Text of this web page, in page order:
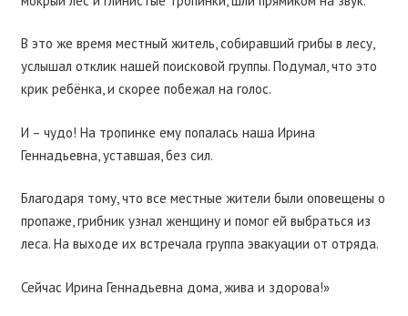
В это же время местный житель, собиравший грибы в лесу,
услышал отклик нашей поисковой группы. Подумал, что это
крик ребëнка, и скорее побежал на голос.
И – чудо! На тропинке ему попалась наша Ирина
Геннадьевна, уставшая, без сил.
Благодаря тому, что все местные жители были оповещены о
пропаже, грибник узнал женщину и помог ей выбраться из
леса. На выходе их встречала группа эвакуации от отряда.
Сейчас Ирина Геннадьевна дома, жива и здорова!»